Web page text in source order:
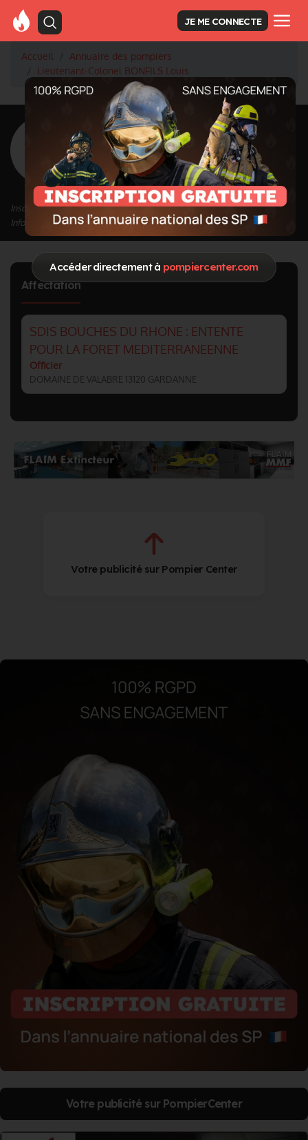
Accéder directement à pompiercenter.com
JE ME CONNECTE
Accueil
Annuaire des pompiers
Lieutenant-Colonel BONFILS Louis
<Retour à la liste des pompiers
BONFILS Louis
Grade : Lieutenant-Colonel
Inscrit depuis le 07/06/2021 à 13:05
Informations mises à jour le 07/06/2021 à 13:05
Affectation
SDIS BOUCHES DU RHONE : ENTENTE
POUR LA FORET MEDITERRANEENNE
Officier
DOMAINE DE VALABRE 13120 GARDANNE
Votre publicité sur Pompier Center
Votre publicité sur PompierCenter